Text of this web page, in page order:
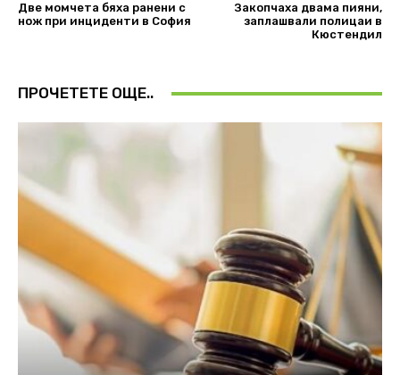
Две момчета бяха ранени с
нож при инциденти в София
Закопчаха двама пияни,
заплашвали полицаи в
Кюстендил
ПРОЧЕТЕТЕ ОЩЕ..